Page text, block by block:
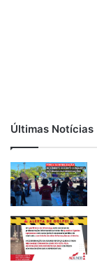
Últimas Notícias